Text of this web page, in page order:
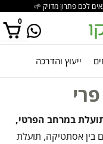
לכם פתרון מדויק 🌱
0
מוצרים בסל הקניות.
ייעוץ והדרכה
במרחב הפרטי,
בין אסתטיקה, תועלת